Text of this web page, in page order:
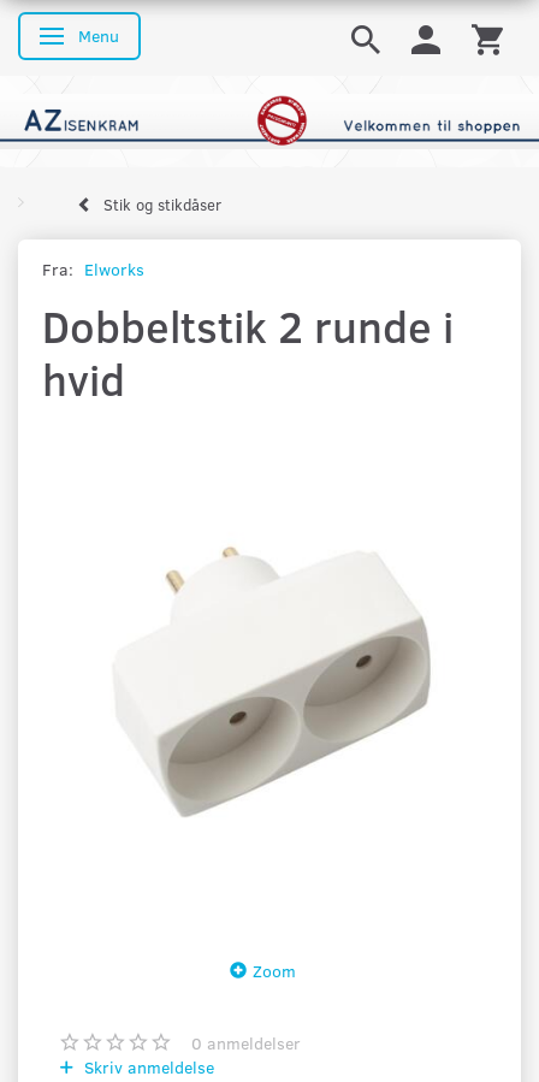
Skifte navigation
Menu
Stik og stikdåser
Fra: Elworks
Dobbeltstik 2 runde i
hvid
Zoom
0 anmeldelser
Skriv anmeldelse